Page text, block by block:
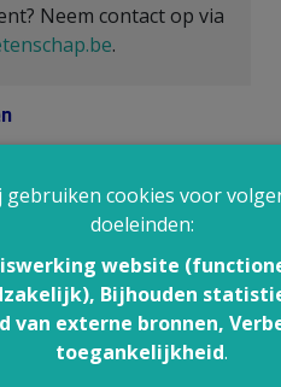
Neem contact op via
.
gebruiken cookies voor
doeleinden:
website
Bijhouden
van externe bronnen,
toegankelijkheid.